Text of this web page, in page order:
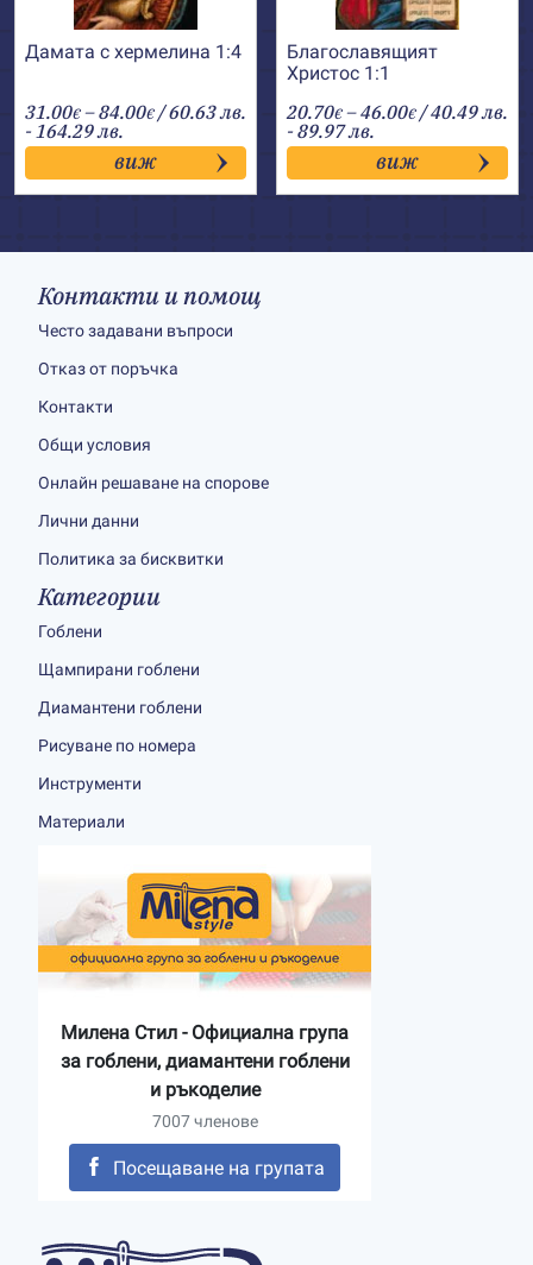
Дамата с хермелина 1:4
31.00€ –84.00€Price
range:
31.00€
through
84.00€
/ 60.63 лв.
- 164.29 лв.
виж
Благославящият
Христос 1:1
20.70€ –46.00€Price
range:
20.70€
through
46.00€
/ 40.49 лв.
- 89.97 лв.
виж
Контакти и помощ
Често задавани въпроси
Отказ от поръчка
Контакти
Общи условия
Онлайн решаване на спорове
Лични данни
Политика за бисквитки
Категории
Гоблени
Щампирани гоблени
Диамантени гоблени
Рисуване по номера
Инструменти
Материали
Милена Стил - Официална група
за гоблени, диамантени гоблени
и ръкоделие
7007 членове
Посещаване на групата